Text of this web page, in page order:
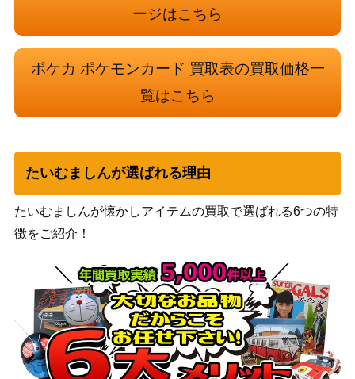
その他）
ボタン（SAR）【SV4a 35
4/190】
レット
（シャイニートレジャ
ーex）
800
サン&ムーン
う）
ロケット団のニドキングe
x（SR）【SV10 116/09
8】
スカーレット＆バイオ
レット
（ロケット団の栄光）
600
ギャラドスVMAX（HR)
（蒼天ストリーム）
ヤバソチャex（SAR）【S
V5a 089/066】
スカーレット＆バイオ
レット
（クリムゾンヘイズ）
350
ダイオウドウex（SR）
スカーレット＆バイオ
レット
ージはこちら
ポケカ ポケモンカード 買取表の買取価格一
覧はこちら
たいむましんが選ばれる理由
たいむましんが懐かしアイテムの買取で選ばれる6つの特
徴をご紹介！